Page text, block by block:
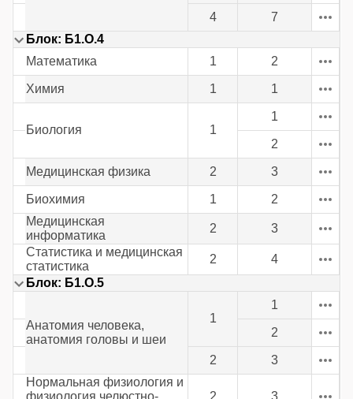
4
7
Блок: Б1.О.4
Математика
1 2
Химия 1 1
Биология 1
1
2
Медицинская физика 2 3
Биохимия 1
2
Медицинская
информатика
2
3
Статистика и медицинская
статистика
2
4
Блок: Б1.О.5
Анатомия человека,
анатомия головы и шеи
1
1
2
2
3
Нормальная физиология и
физиология челюстно-
2 3